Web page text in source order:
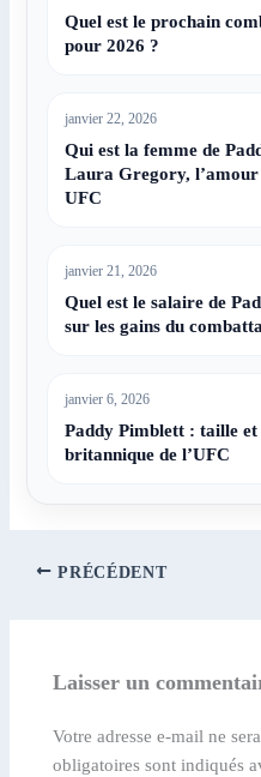
Quel est le prochain
pour 2026 ?
janvier 22, 2026
Qui est la femme de
Laura Gregory,
UFC
janvier 21, 2026
Quel est le salaire de
sur les gains du
janvier 6, 2026
Paddy Pimblett : taille et
britannique de l’UFC
PRÉCÉDENT
Laisser un
Votre adresse e-mail ne
obligatoires sont indiqués